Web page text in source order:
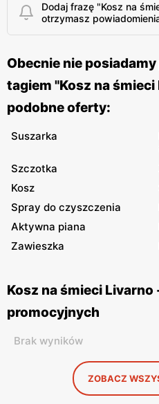
Dodaj frazę "Kosz na
otrzymasz
Obecnie nie
tagiem "Kosz na
podobne oferty:
Suszarka
Szczotka
Kosz
Spray do czyszczenia
Aktywna piana
Zawieszka
Kosz na śmieci
promocyjnych
Brak wyników
ZOBACZ